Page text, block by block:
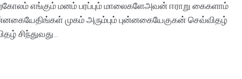
எங்கும் மனம் பரப்பும் மாலைகளேஅவன் ஈராறு கைகளாம்
முகம் அரும்பும் புன்னகையேகுகன் செவ்விதழ்
சிந்துவது...